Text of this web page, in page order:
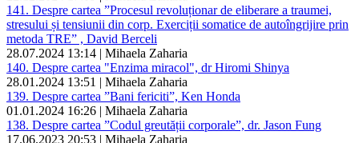
141. Despre cartea ”Procesul revoluționar de eliberare a traumei,
stresului și tensiunii din corp. Exerciții somatice de autoîngrijire prin
metoda TRE” , David Berceli
28.07.2024 13:14 | Mihaela Zaharia
140. Despre cartea "Enzima miracol", dr Hiromi Shinya
28.01.2024 13:51 | Mihaela Zaharia
139. Despre cartea ”Bani fericiti”, Ken Honda
01.01.2024 16:26 | Mihaela Zaharia
138. Despre cartea ”Codul greutății corporale”, dr. Jason Fung
17.06.2023 20:53 | Mihaela Zaharia